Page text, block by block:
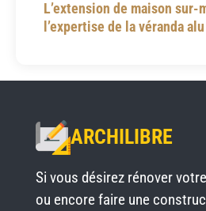
L’extension de maison sur-
l’expertise de la véranda
ARCHILIBRE
Si vous désirez rénover
ou encore faire une